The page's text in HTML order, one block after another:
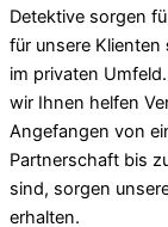
Detektive sorgen
für unsere Klienten
im privaten
wir Ihnen helfen
Angefangen von
Partnerschaft bis
sind, sorgen
erhalten.